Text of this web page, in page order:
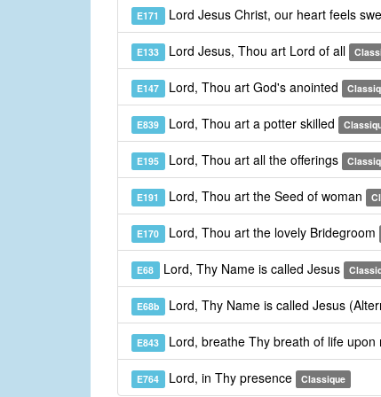
E171 Lord Jesus Christ, our heart feels
E133 Lord Jesus, Thou art Lord of all
E147 Lord, Thou art God's anointed
E839 Lord, Thou art a potter skilled
E195 Lord, Thou art all the offerings
E191 Lord, Thou art the Seed of woman
E170 Lord, Thou art the lovely Bridegroom
E68 Lord, Thy Name is called Jesus
E68b Lord, Thy Name is called Jesus
E843 Lord, breathe Thy breath of life upon
E764 Lord, in Thy presence Classique